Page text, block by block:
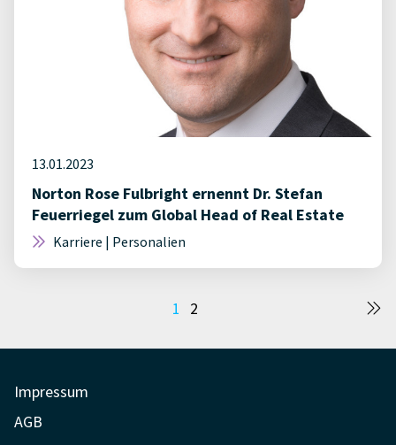
13.01.2023
Norton Rose Fulbright ernennt Dr. Stefan
Feuerriegel zum Global Head of Real Estate
Karriere | Personalien
Seitennummerierung
1 2
Impressum
AGB